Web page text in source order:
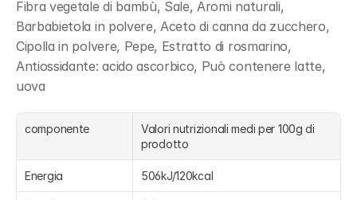
Fibra vegetale di bambù, Sale, Aromi naturali,
Barbabietola in polvere, Aceto di canna da zucchero,
Cipolla in polvere, Pepe, Estratto di rosmarino,
Antiossidante: acido ascorbico, Può contenere latte,
uova
componente
Valori nutrizionali medi per 100g di
prodotto
Energia 506kJ/120kcal